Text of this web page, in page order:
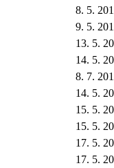
8. 5.
9. 5.
13. 5.
14. 5.
8. 7.
14. 5.
15. 5.
15. 5.
17. 5.
17. 5.